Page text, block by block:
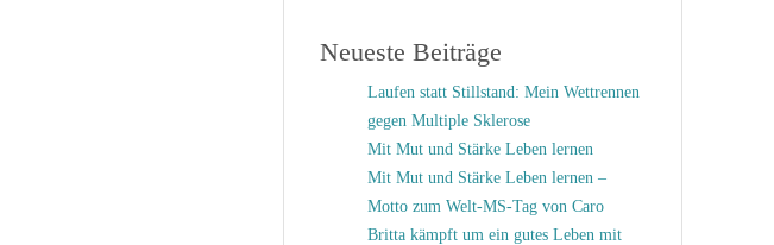
Neueste Beiträge
Laufen statt Stillstand: Mein Wettrennen
gegen Multiple Sklerose
Mit Mut und Stärke Leben lernen
Mit Mut und Stärke Leben lernen –
Motto zum Welt-MS-Tag von Caro
Britta kämpft um ein gutes Leben mit